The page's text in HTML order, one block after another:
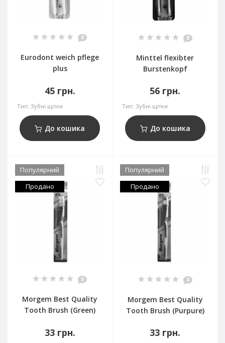
0
Eurodont weich pflege
plus
45 грн.
Тип: Зубні щітки
До кошика
0
Minttel flexibter
Burstenkopf
56 грн.
Тип: Зубні щітки
До кошика
Популярний
Продано
0
Morgem Best Quality
Tooth Brush (Green)
33 грн.
Популярний
Продано
0
Morgem Best Quality
Tooth Brush (Purpure)
33 грн.